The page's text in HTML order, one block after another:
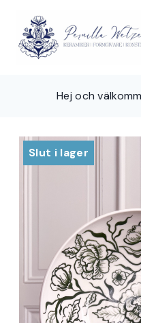
content
Hej och
Slut i lager